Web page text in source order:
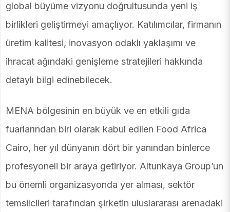
global büyüme vizyonu doğrultusunda yeni iş
birlikleri geliştirmeyi amaçlıyor. Katılımcılar, firmanın
üretim kalitesi, inovasyon odaklı yaklaşımı ve
ihracat ağındaki genişleme stratejileri hakkında
detaylı bilgi edinebilecek.
MENA bölgesinin en büyük ve en etkili gıda
fuarlarından biri olarak kabul edilen Food Africa
Cairo, her yıl dünyanın dört bir yanından binlerce
profesyoneli bir araya getiriyor. Altunkaya Group’un
bu önemli organizasyonda yer alması, sektör
temsilcileri tarafından şirketin uluslararası arenadaki